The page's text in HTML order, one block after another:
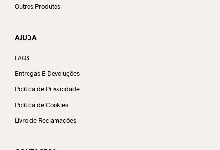
Outros Produtos
AJUDA
FAQS
Entregas E Devoluções
Política de Privacidade
Política de Cookies
Livro de Reclamações